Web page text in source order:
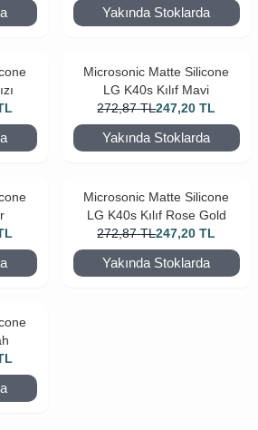
Yakında Stoklarda
Microsonic Matte Silicone
LG K40s Kılıf Mavi
272,87 TL247,20 TL
Yakında Stoklarda
Microsonic Matte Silicone
LG K40s Kılıf Rose Gold
272,87 TL247,20 TL
Yakında Stoklarda